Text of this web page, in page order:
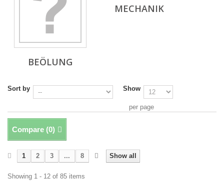
BEÖLUNG
MECHANIK
Sort by Show
per page
Compare (0)
Show all
1 2 3 ... 8
Showing 1 - 12 of 85 items